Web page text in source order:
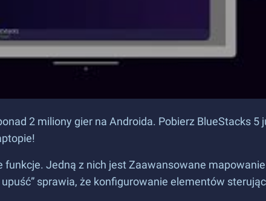
2 miliony gier na Androida. Pobierz BlueStacks 5
Jedną z nich jest Zaawansowane
sprawia, że konfigurowanie elementów